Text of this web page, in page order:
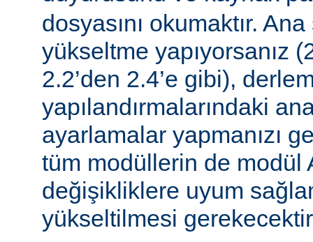
dosyasını okumaktır.
yükseltme yapıyorsanız
2.2’den 2.4’e gibi),
yapılandırmalarındaki
ayarlamalar yapmanızı
tüm modüllerin de modül
değişikliklere uyum
yükseltilmesi